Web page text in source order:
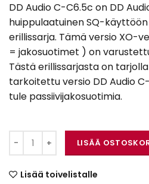
DD Audio C-C6.5c on DD
huippulaatuinen SQ-
erillissarja. Tämä versio XO-
= jakosuotimet ) on
Tästä erillissarjasta on
tarkoitettu versio DD Audio
tule passiivijakosuotimia.
DD Audio C-C6.5c-XO
LISÄÄ
Lisää toivelistalle